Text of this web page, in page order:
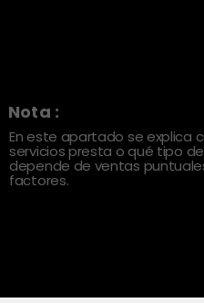
Nota :
En este apartado se explica
servicios presta o qué tipo
depende de ventas
factores.